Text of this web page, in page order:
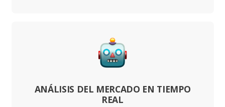
ANÁLISIS DEL MERCADO EN TIEMPO
REAL